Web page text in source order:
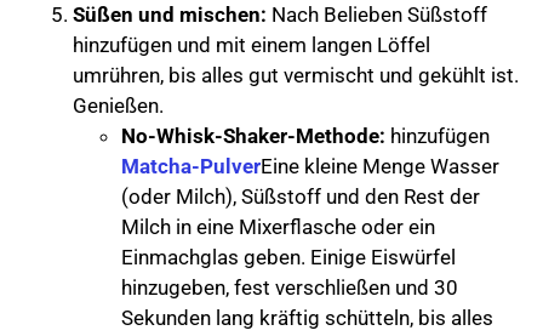
Süßen und mischen: Nach Belieben Süßstoff
hinzufügen und mit einem langen Löffel
umrühren, bis alles gut vermischt und gekühlt ist.
Genießen.
No-Whisk-Shaker-Methode: hinzufügen
Matcha-PulverEine kleine Menge Wasser
(oder Milch), Süßstoff und den Rest der
Milch in eine Mixerflasche oder ein
Einmachglas geben. Einige Eiswürfel
hinzugeben, fest verschließen und 30
Sekunden lang kräftig schütteln, bis alles